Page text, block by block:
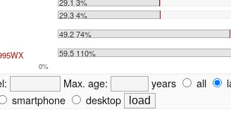
29.3 4%
49.2 74%
59.5 110%
0%
Max. age: years all
smartphone
desktop